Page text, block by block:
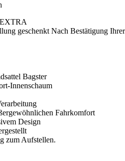
EXTRA
geschenkt Nach Bestätigung Ihrer
Bagster
Innenschaum
Fahrkomfort
Design
zum Aufstellen.